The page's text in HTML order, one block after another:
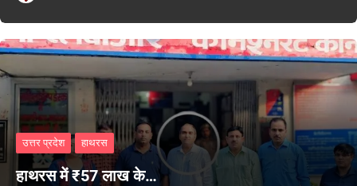
उत्तर प्रदेश हाथरस
हाथरस में ₹57 लाख के…